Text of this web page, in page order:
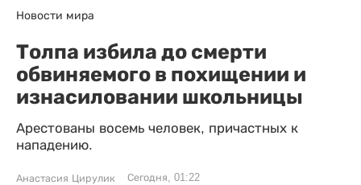
Новости мира
Толпа избила до смерти
обвиняемого в похищении и
изнасиловании школьницы
Арестованы восемь человек, причастных к
нападению.
Анастасия Цирулик Сегодня, 01:22